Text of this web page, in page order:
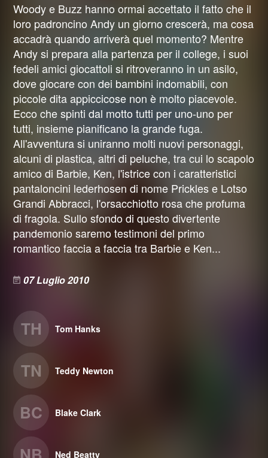
Woody e Buzz hanno ormai accettato il fatto che il
loro padroncino Andy un giorno crescerà, ma cosa
accadrà quando arriverà quel momento? Mentre
Andy si prepara alla partenza per il college, i suoi
fedeli amici giocattoli si ritroveranno in un asilo,
dove giocare con dei bambini indomabili, con
piccole dita appiccicose non è molto piacevole.
Ecco che spinti dal motto tutti per uno-uno per
tutti, insieme pianificano la grande fuga.
All'avventura si uniranno molti nuovi personaggi,
alcuni di plastica, altri di peluche, tra cui lo scapolo
amico di Barbie, Ken, l'istrice con i caratteristici
pantaloncini lederhosen di nome Prickles e Lotso
Grandi Abbracci, l'orsacchiotto rosa che profuma
di fragola. Sullo sfondo di questo divertente
pandemonio saremo testimoni del primo
romantico faccia a faccia tra Barbie e Ken...
07 Luglio 2010
TH Tom Hanks
TN Teddy Newton
BC Blake Clark
Ned Beatty